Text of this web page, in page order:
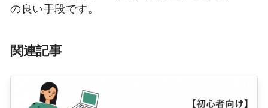
の良い手段です。
関連記事